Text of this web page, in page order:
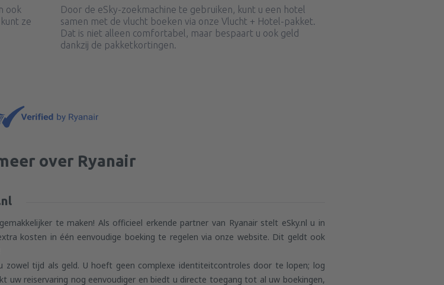
ook
ze
Door de eSky-zoekmachine te gebruiken, kunt u een hotel
samen met de vlucht boeken via onze Vlucht + Hotel-pakket.
Dat is niet alleen comfortabel, maar bespaart u ook geld
dankzij de pakketkortingen.
over Ryanair
te maken! Als officieel erkende partner van Ryanair stelt eSky.nl u in
kosten in één eenvoudige boeking te regelen via onze website. Dit geldt ook
zowel tijd als geld. U hoeft geen complexe identiteitcontroles door te lopen; log
uw reiservaring nog eenvoudiger en biedt u directe toegang tot al uw boekingen,